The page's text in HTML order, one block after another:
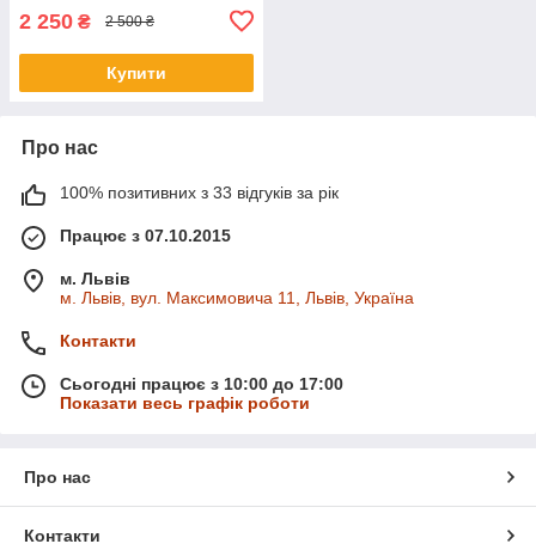
2 250 ₴ 2 500 ₴
Купити
Про нас
100% позитивних з 33 відгуків за рік
Працює з 07.10.2015
м. Львів
м. Львів, вул. Максимовича 11, Львів, Україна
Контакти
Сьогодні працює з 10:00 до 17:00
Показати весь графік роботи
Про нас
Контакти